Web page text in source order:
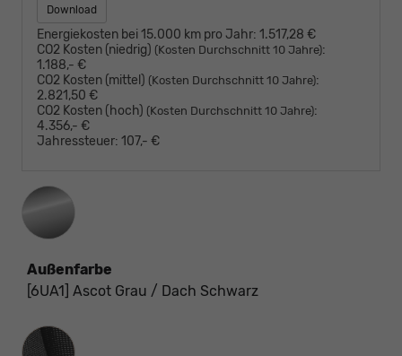
Download
Energiekosten bei 15.000 km pro Jahr: 1.517,28 €
CO2 Kosten (niedrig) (Kosten Durchschnitt 10 Jahre):
1.188,- €
CO2 Kosten (mittel) (Kosten Durchschnitt 10 Jahre):
2.821,50 €
CO2 Kosten (hoch) (Kosten Durchschnitt 10 Jahre):
4.356,- €
Jahressteuer: 107,- €
Außenfarbe
[6UA1] Ascot Grau / Dach Schwarz
Innenausstattung